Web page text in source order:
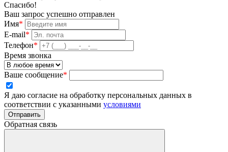
Спасибо!
Ваш запрос успешно отправлен
Имя*
E-mail*
Телефон*
Время звонка
Ваше сообщение*
Я даю согласие на обработку персональных данных в
соответствии с указанными условиями
Отправить
Обратная связь